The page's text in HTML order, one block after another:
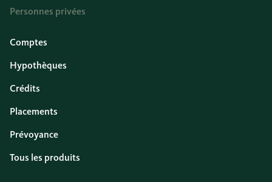
Personnes privées
Comptes
Hypothèques
Crédits
Placements
Prévoyance
Tous les produits